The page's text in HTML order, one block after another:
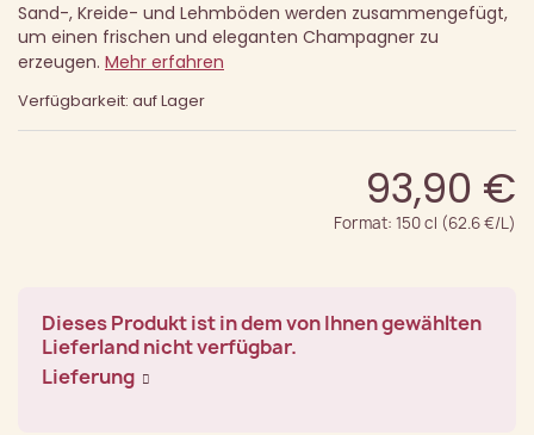
Sand-, Kreide- und Lehmböden werden zusammengefügt,
um einen frischen und eleganten Champagner zu
erzeugen. Mehr erfahren
Verfügbarkeit: auf Lager
93,90 €
Format: 150 cl (62.6 €/L)
Dieses Produkt ist in dem von Ihnen gewählten
Lieferland nicht verfügbar.
Lieferung